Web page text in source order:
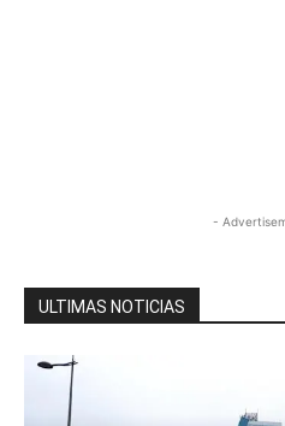
-
ULTIMAS NOTICIAS